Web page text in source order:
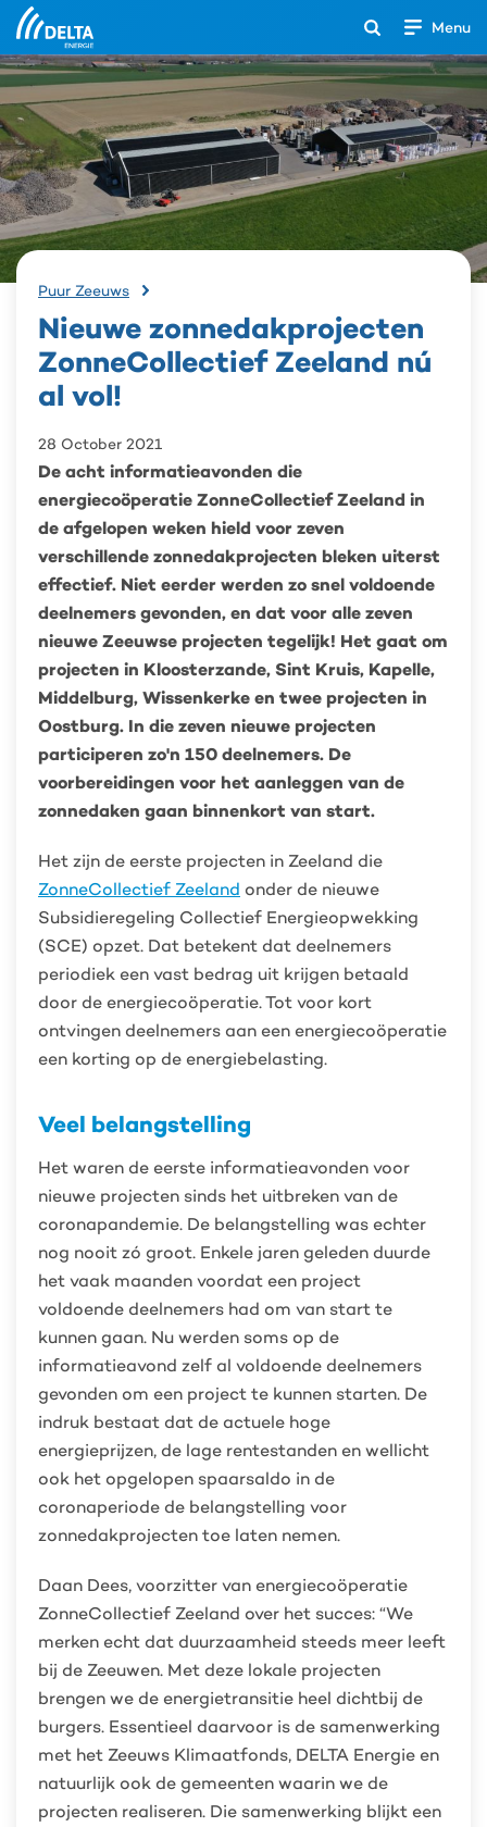
Menu
Open
het
zoekveld
Search
Puur Zeeuws
ZonneCollectief
Zeeland
nú
Nieuwe zonnedakprojecten
ZonneCollectief Zeeland nú
al vol!
28 October 2021
De acht informatieavonden die
energiecoöperatie ZonneCollectief Zeeland in
de afgelopen weken hield voor zeven
verschillende zonnedakprojecten bleken uiterst
effectief. Niet eerder werden zo snel voldoende
deelnemers gevonden, en dat voor alle zeven
nieuwe Zeeuwse projecten tegelijk! Het gaat om
projecten in Kloosterzande, Sint Kruis, Kapelle,
Middelburg, Wissenkerke en twee projecten in
Oostburg. In die zeven nieuwe projecten
participeren zo'n 150 deelnemers. De
voorbereidingen voor het aanleggen van de
zonnedaken gaan binnenkort van start.
Het zijn de eerste projecten in Zeeland die
ZonneCollectief Zeeland onder de nieuwe
Subsidieregeling Collectief Energieopwekking
(SCE) opzet. Dat betekent dat deelnemers
periodiek een vast bedrag uit krijgen betaald
door de energiecoöperatie. Tot voor kort
ontvingen deelnemers aan een energiecoöperatie
een korting op de energiebelasting.
Veel belangstelling
Het waren de eerste informatieavonden voor
nieuwe projecten sinds het uitbreken van de
coronapandemie. De belangstelling was echter
nog nooit zó groot. Enkele jaren geleden duurde
het vaak maanden voordat een project
voldoende deelnemers had om van start te
kunnen gaan. Nu werden soms op de
informatieavond zelf al voldoende deelnemers
gevonden om een project te kunnen starten. De
indruk bestaat dat de actuele hoge
energieprijzen, de lage rentestanden en wellicht
ook het opgelopen spaarsaldo in de
coronaperiode de belangstelling voor
zonnedakprojecten toe laten nemen.
Daan Dees, voorzitter van energiecoöperatie
ZonneCollectief Zeeland over het succes: “We
merken echt dat duurzaamheid steeds meer leeft
bij de Zeeuwen. Met deze lokale projecten
brengen we de energietransitie heel dichtbij de
burgers. Essentieel daarvoor is de samenwerking
met het Zeeuws Klimaatfonds, DELTA Energie en
natuurlijk ook de gemeenten waarin we de
projecten realiseren. Die samenwerking blijkt een